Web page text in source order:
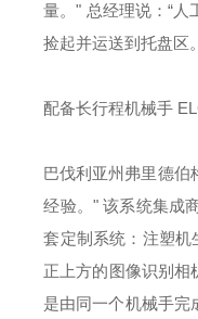
量。" 总经理说：“
捡起并运送到托盘区
配备长行程机械手
巴伐利亚州弗里德伯
经验。" 该系统集成
套定制系统：注塑机
正上方的图像识别相
是由同一个机械手完